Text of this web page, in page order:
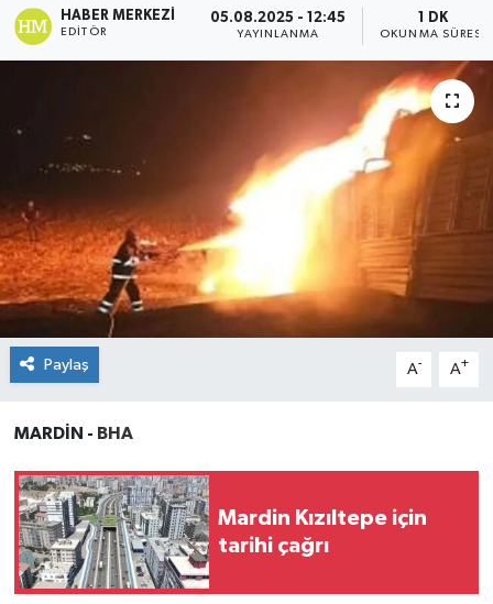
HABER MERKEZI
EDITÖR
05.08.2025 - 12:45
YAYINLANMA
1 DK
OKUNMA SÜRESI
Paylaş A- A+
MARDİN - BHA
Mardin Kızıltepe için
tarihi çağrı